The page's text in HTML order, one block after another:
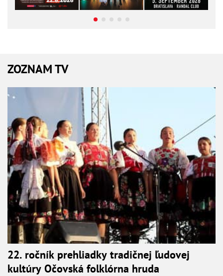
ZOZNAM TV
22. ročník prehliadky tradičnej ľudovej
kultúry Očovská folklórna hruda